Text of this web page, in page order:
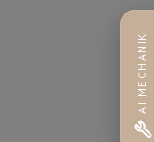
AI MECHANIK